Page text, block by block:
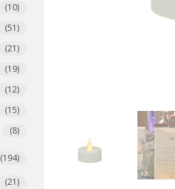
(10)
(51)
(21)
(19)
(12)
(15)
(8)
(194)
(21)